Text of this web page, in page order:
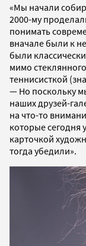
«Мы начали
2000-му
понимать
вначале были к
были
мимо
теннисисткой
— Но поскольку
наших друзей-
на что-то
которые сегодня
карточкой
тогда убедили».